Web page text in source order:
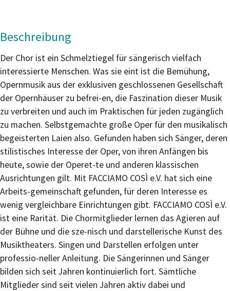
Beschreibung
Der Chor ist ein Schmelztiegel für sängerisch vielfach
interessierte Menschen. Was sie eint ist die Bemühung,
Opernmusik aus der exklusiven geschlossenen Gesellschaft
der Opernhäuser zu befrei-en, die Faszination dieser Musik
zu verbreiten und auch im Praktischen für jeden zugänglich
zu machen. Selbstgemachte große Oper für den musikalisch
begeisterten Laien also. Gefunden haben sich Sänger, deren
stilistisches Interesse der Oper, von ihren Anfängen bis
heute, sowie der Operet-te und anderen klassischen
Ausrichtungen gilt. Mit FACCIAMO COSÌ e.V. hat sich eine
Arbeits-gemeinschaft gefunden, für deren Interesse es
wenig vergleichbare Einrichtungen gibt. FACCIAMO COSÌ e.V.
ist eine Rarität. Die Chormitglieder lernen das Agieren auf
der Bühne und die sze-nisch und darstellerische Kunst des
Musiktheaters. Singen und Darstellen erfolgen unter
professio-neller Anleitung. Die Sängerinnen und Sänger
bilden sich seit Jahren kontinuierlich fort. Sämtliche
Mitglieder sind seit vielen Jahren aktiv dabei und